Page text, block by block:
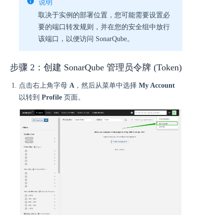
取决于实例的部署位置，您可能需要设置必
要的端口转发规则，并在您的安全组中放行
该端口，以便访问 SonarQube。
步骤 2：创建 SonarQube 管理员令牌 (Token)
点击右上角字母 A ，然后从菜单中选择 My Account
以转到 Profile 页面。